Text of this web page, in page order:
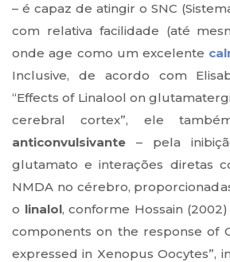
– é capaz de atingir o SNC
com relativa facilidade (até
onde age como um excelente
Inclusive, de acordo com
“Effects of Linalool on
cerebral cortex”, ele
anticonvulsivante – pela
glutamato e interações diretas
NMDA no cérebro,
o linalol, conforme Hossain
components on the response of
expressed in Xenopus Oocytes”,